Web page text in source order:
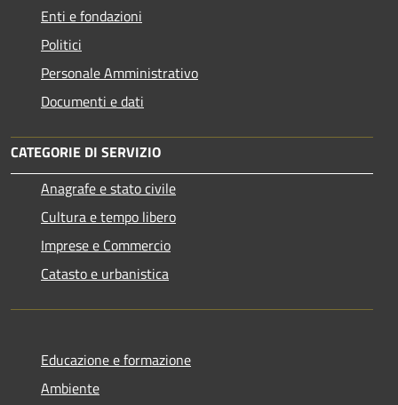
Enti e fondazioni
Politici
Personale Amministrativo
Documenti e dati
CATEGORIE DI SERVIZIO
Anagrafe e stato civile
Cultura e tempo libero
Imprese e Commercio
Catasto e urbanistica
Educazione e formazione
Ambiente